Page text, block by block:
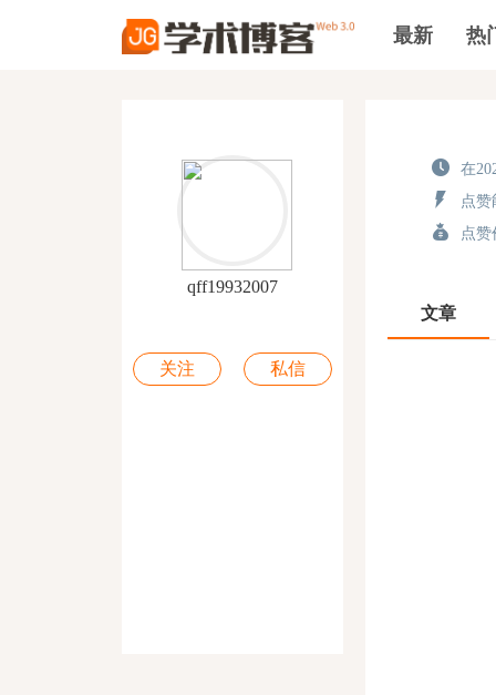
最新 热
qff19932007
关注 私信
在
点赞
点赞
文章